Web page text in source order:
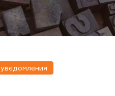
уведомления